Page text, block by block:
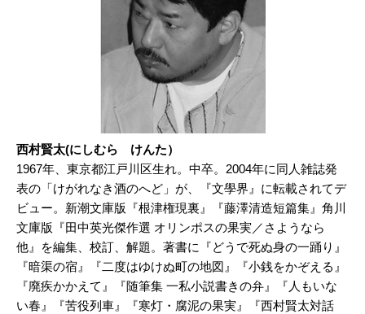
西村賢太(にしむら けんた）
1967年、東京都江戸川区生れ。中卒。2004年に同人雑誌発
表の「けがれなき酒のへど」が、『文學界』に転載されてデ
ビュー。新潮文庫版『根津権現裏』『藤澤清造短篇集』角川
文庫版『田中英光傑作選 オリンポスの果実／さようなら
他』を編集、校訂、解題。著書に『どうで死ぬ身の一踊り』
『暗渠の宿』『二度はゆけぬ町の地図』『小銭をかぞえる』
『廃疾かかえて』『随筆集 一私小説書きの弁』『人もいな
い春』『苦役列車』『寒灯・腐泥の果実』『西村賢太対話